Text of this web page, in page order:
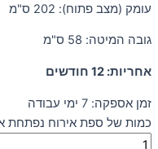
עומק (מצב פתוח): 202 ס"מ
גובה המיטה: 58 ס"מ
אחריות: 12 חודשים
זמן אספקה: 7 ימי עבודה
כמות של ספת אירוח נפתחת אפור